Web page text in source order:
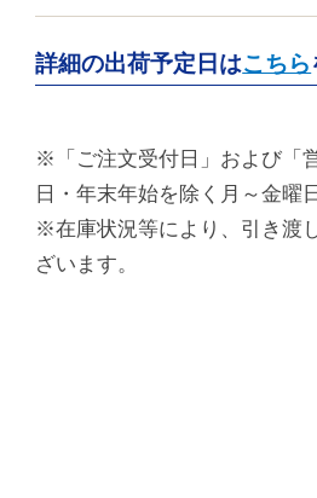
詳細の出荷予定日はこちら
※「ご注文受付日」および「
日・年末年始を除く月～金曜
※在庫状況等により、引き渡
ざいます。